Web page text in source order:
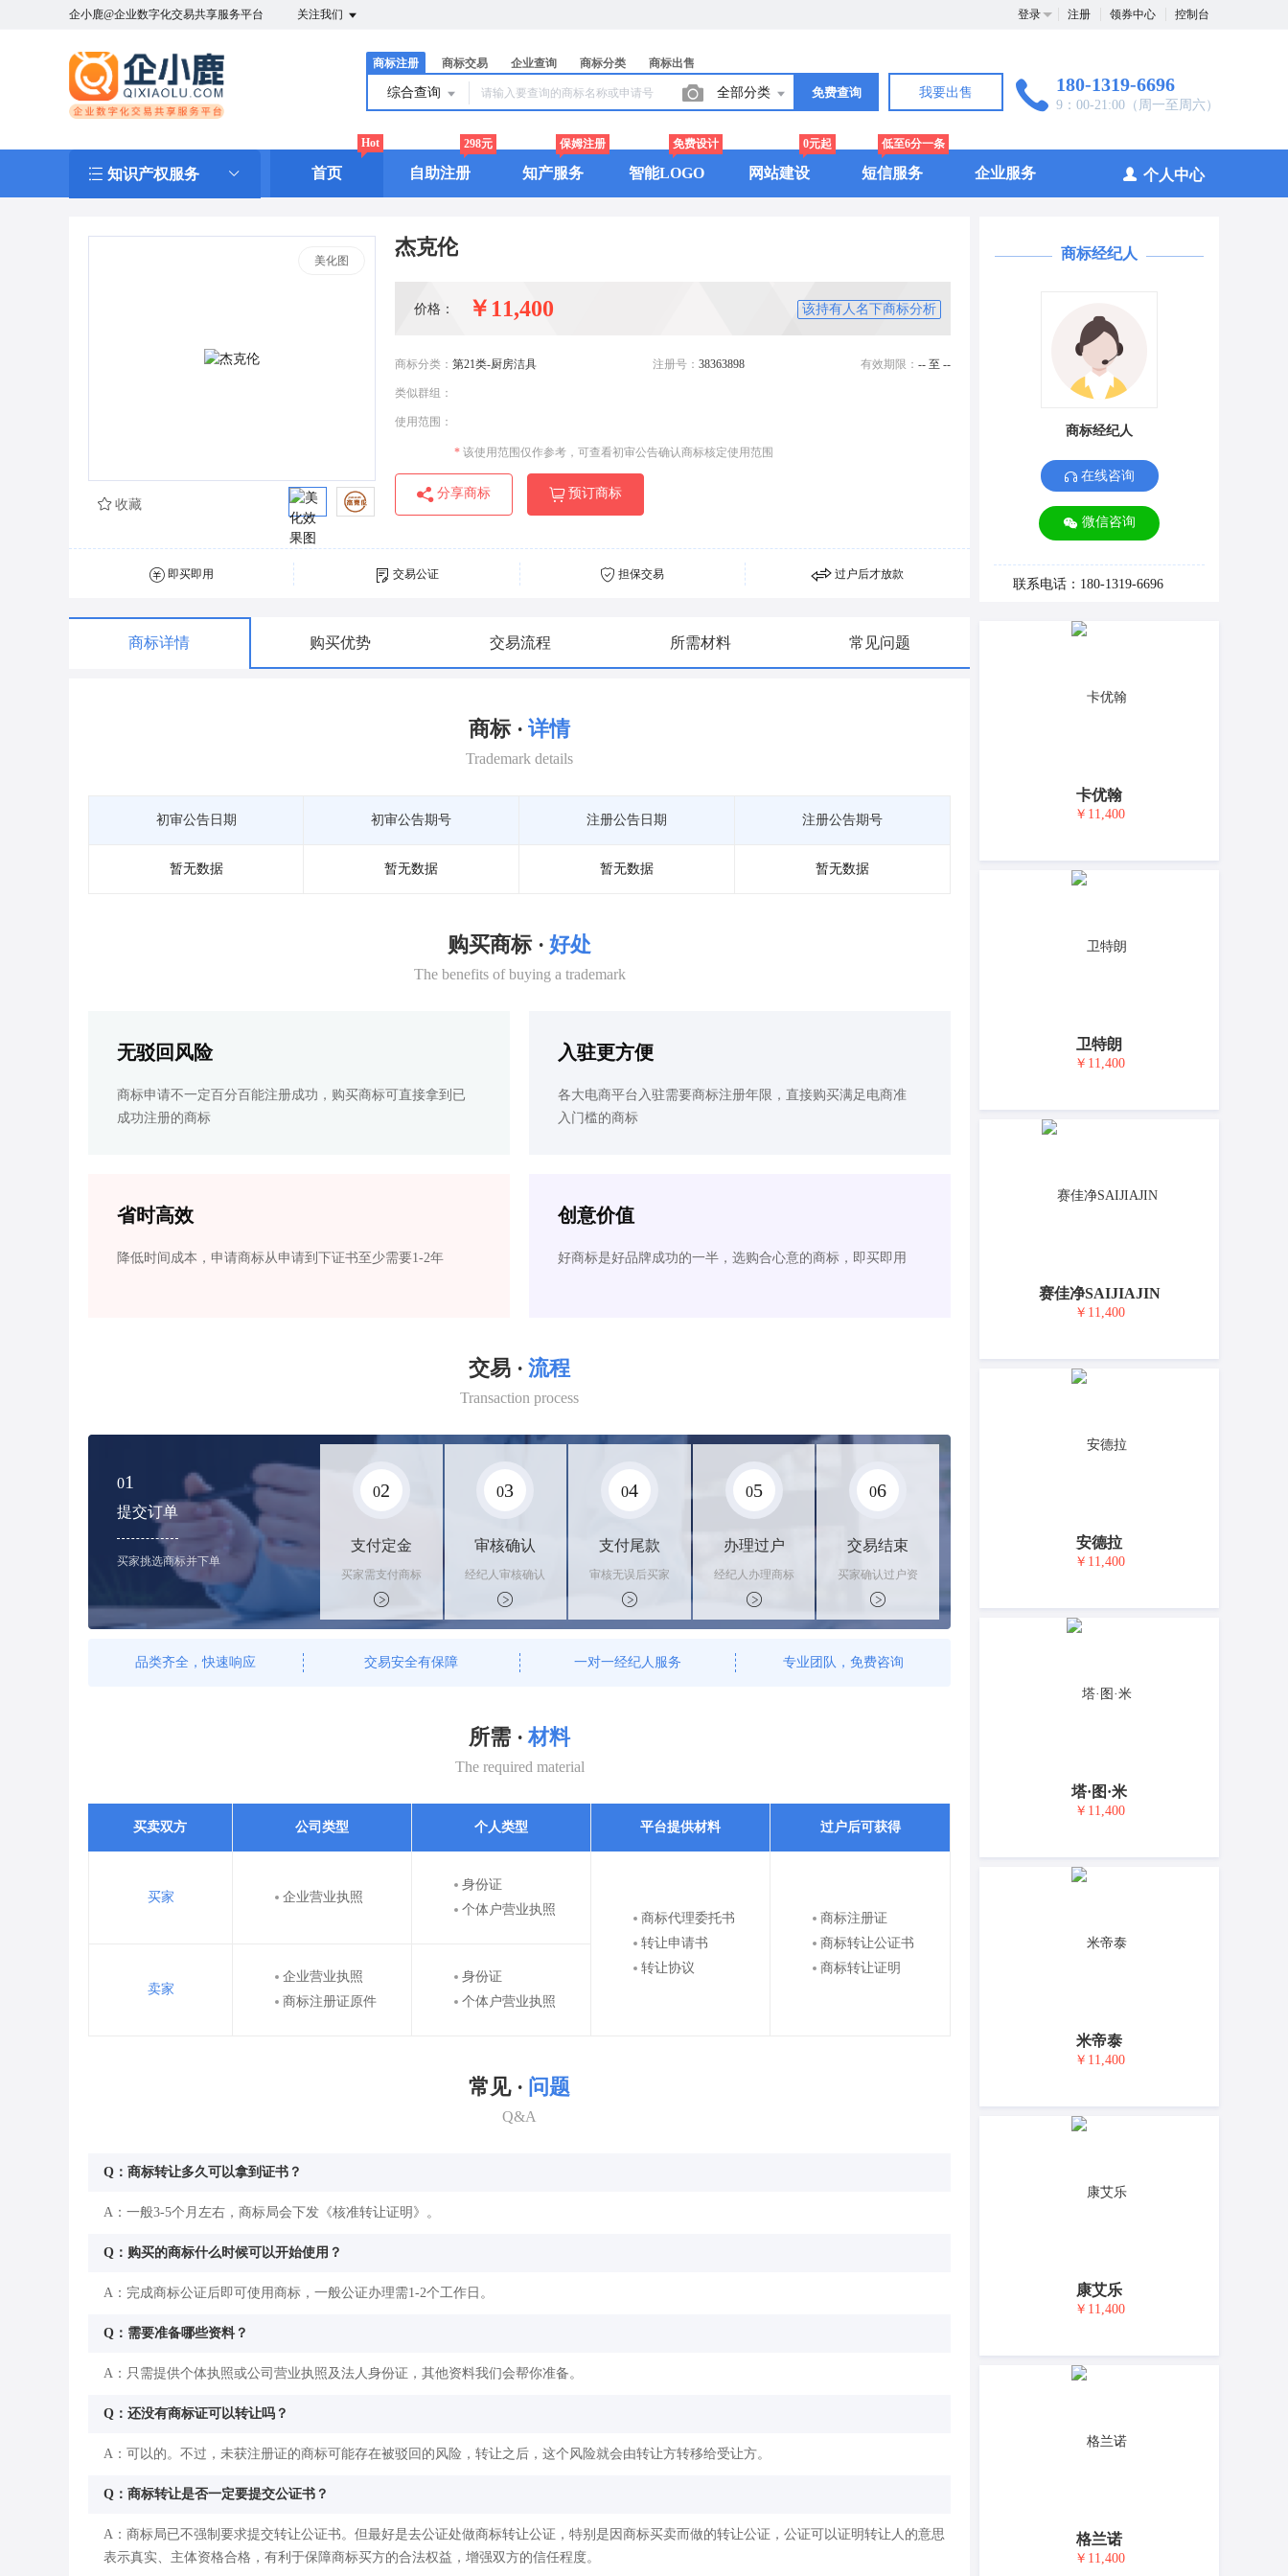
企小鹿@企业数字化交易共享服务平台 关注我们 登录 注册 领券中心 控制台
商标注册 商标交易 企业查询 商标分类 商标出售
综合查询 全部分类 免费查询 我要出售 180-1319-6696
9：00-21:00（周一至周六）
知识产权服务 首页
Hot
自助注册
298元
知产服务
保姆注册
智能LOGO
免费设计
网站建设
0元起
短信服务
低至6分一条
企业服务 个人中心
美化图
杰克伦
价格： ￥11,400 该持有人名下商标分析
商标分类： 第21类-厨房洁具 注册号： 38363898 有效期限： -- 至 --
类似群组：
使用范围：
* 该使用范围仅作参考，可查看初审公告确认商标核定使用范围
分享商标 预订商标
收藏
即买即用 交易公证 担保交易 过户后才放款
商标详情 购买优势 交易流程 所需材料 常见问题
商标 · 详情
Trademark details
初审公告日期 初审公告期号 注册公告日期 注册公告期号
暂无数据 暂无数据 暂无数据 暂无数据
购买商标 · 好处
The benefits of buying a trademark
无驳回风险
商标申请不一定百分百能注册成功，购买商标可直接拿到已
成功注册的商标
入驻更方便
各大电商平台入驻需要商标注册年限，直接购买满足电商准
入门槛的商标
省时高效
降低时间成本，申请商标从申请到下证书至少需要1-2年
创意价值
好商标是好品牌成功的一半，选购合心意的商标，即买即用
交易 · 流程
Transaction process
01
提交订单
买家挑选商标并下单
02
支付定金
买家需支付商标
标价的100%的
购买订金
03
审核确认
经纪人审核确认
商标状态
04
支付尾款
审核无误后买家
支付尾款，卖家
办理相关手续
05
办理过户
经纪人办理商标
转让手续，交付
相关证书
06
交易结束
买家确认过户资
料后，平台解冻
资金支付卖家
品类齐全，快速响应 交易安全有保障 一对一经纪人服务 专业团队，免费咨询
所需 · 材料
The required material
买卖双方 公司类型 个人类型 平台提供材料 过户后可获得
买家 企业营业执照
身份证
个体户营业执照
商标代理委托书
转让申请书
转让协议
商标注册证
商标转让公证书
商标转让证明
卖家
企业营业执照
商标注册证原件
身份证
个体户营业执照
常见 · 问题
Q&A
Q：商标转让多久可以拿到证书？
A：一般3-5个月左右，商标局会下发《核准转让证明》。
Q：购买的商标什么时候可以开始使用？
A：完成商标公证后即可使用商标，一般公证办理需1-2个工作日。
Q：需要准备哪些资料？
A：只需提供个体执照或公司营业执照及法人身份证，其他资料我们会帮你准备。
Q：还没有商标证可以转让吗？
A：可以的。不过，未获注册证的商标可能存在被驳回的风险，转让之后，这个风险就会由转让方转移给受让方。
Q：商标转让是否一定要提交公证书？
A：商标局已不强制要求提交转让公证书。但最好是去公证处做商标转让公证，特别是因商标买卖而做的转让公证，公证可以证明转让人的意思
表示真实、主体资格合格，有利于保障商标买方的合法权益，增强双方的信任程度。
商标经纪人
商标经纪人
在线咨询
微信咨询
联系电话：180-1319-6696
卡优翰
￥11,400
卫特朗
￥11,400
赛佳净SAIJIAJIN
￥11,400
安德拉
￥11,400
塔·图·米
￥11,400
米帝泰
￥11,400
康艾乐
￥11,400
格兰诺
￥11,400